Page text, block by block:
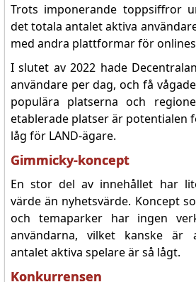
Trots imponerande toppsiffror
det totala antalet aktiva
med andra plattformar för
I slutet av 2022 hade
användare per dag, och få
populära platserna och
etablerade platser är potentialen
låg för LAND-ägare.
Gimmicky-koncept
En stor del av innehållet har
värde än nyhetsvärde. Koncept
och temaparker har ingen
användarna, vilket kanske är
antalet aktiva spelare är så lågt.
Konkurrensen